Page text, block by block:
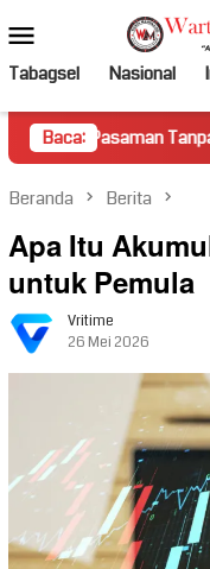
ke
kontenMobile
Tabagsel Nasional
Baca:
Tanpa Dasar Hukum
Beranda Berita
Apa Itu
untuk Pemula
Vritime
26 Mei 2026